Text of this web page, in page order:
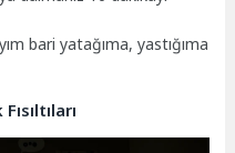
bari yatağıma, yastığıma